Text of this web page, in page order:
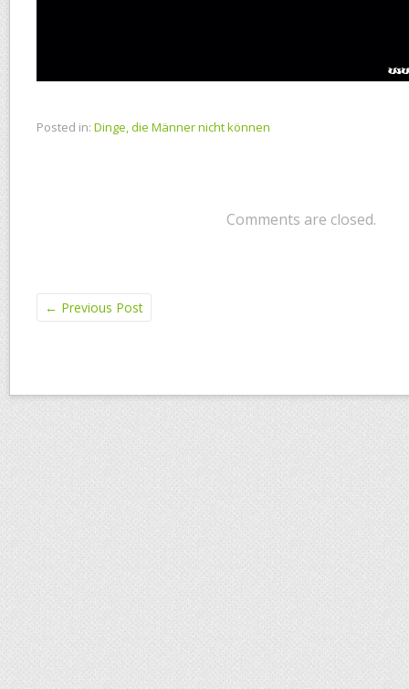
Posted in: Dinge, die Männer nicht können
Comments are closed.
← Previous Post